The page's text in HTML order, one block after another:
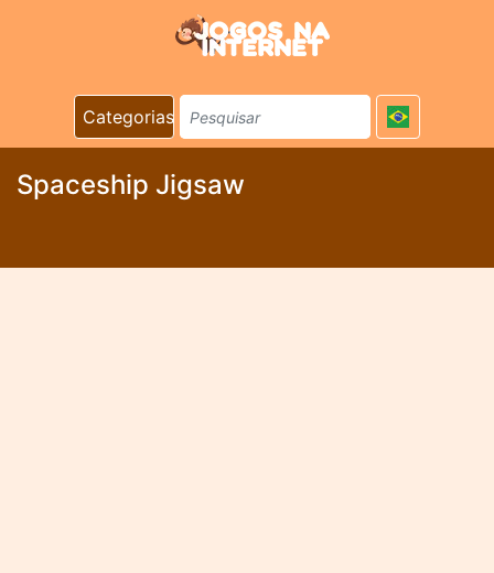
Categorias
Spaceship Jigsaw